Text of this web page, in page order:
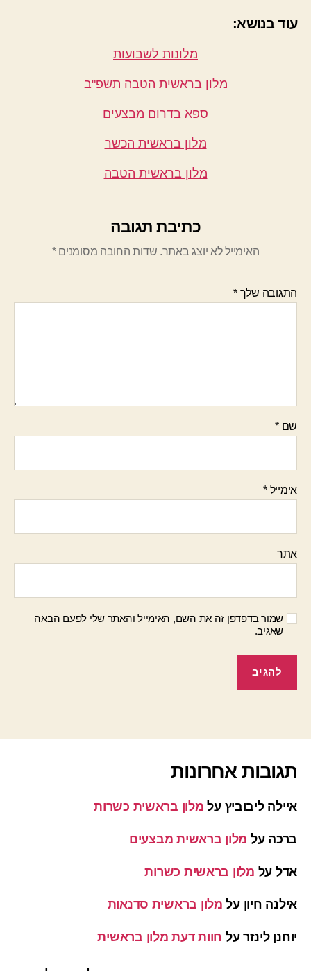
עוד בנושא:
מלונות לשבועות
מלון בראשית הטבה תשפ"ב
ספא בדרום מבצעים
מלון בראשית הכשר
מלון בראשית הטבה
כתיבת תגובה
האימייל לא יוצג באתר. שדות החובה מסומנים*
התגובה שלך*
שם*
אימייל*
אתר
שמור בדפדפן זה את השם, האימייל והאתר שלי לפעם הבאה
שאגיב.
תגובות אחרונות
איילה ליבוביץ על מלון בראשית כשרות
ברכה על מלון בראשית מבצעים
אדל על מלון בראשית כשרות
אילנה חיון על מלון בראשית סדנאות
יוחנן לינזר על חוות דעת מלון בראשית